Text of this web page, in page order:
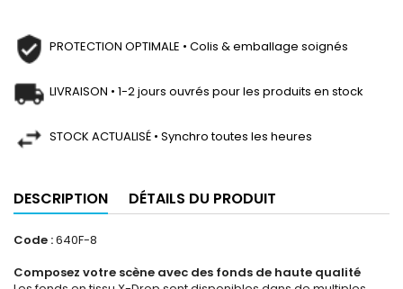
PROTECTION OPTIMALE • Colis & emballage soignés
LIVRAISON • 1-2 jours ouvrés pour les produits en stock
STOCK ACTUALISÉ • Synchro toutes les heures
DESCRIPTION DÉTAILS DU PRODUIT
Code :640F-8
Composez votre scène avec des fonds de haute qualité